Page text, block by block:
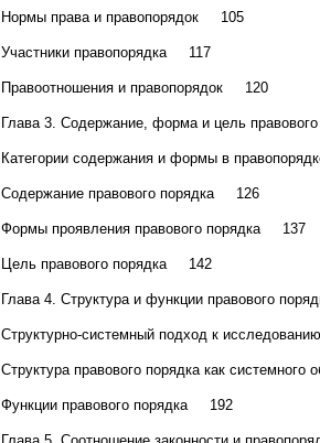
Нормы права и правопорядок 105
Участники правопорядка 117
Правоотношения и правопорядок 120
Глава 3. Содержание, форма и цель
Категории содержания и формы в
Содержание правового порядка 126
Формы проявления правового порядка 137
Цель правового порядка 142
Глава 4. Структура и функции правового
Структурно-системный подход к
Структура правового порядка как
Функции правового порядка 192